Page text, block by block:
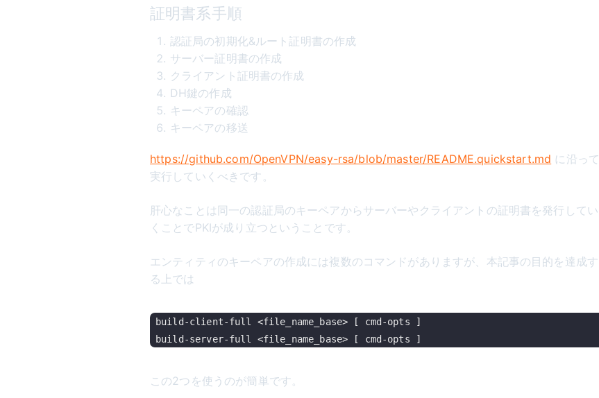
証明書系手順
認証局の初期化&ルート証明書の作成
サーバー証明書の作成
クライアント証明書の作成
DH鍵の作成
キーペアの確認
キーペアの移送
https://github.com/OpenVPN/easy-rsa/blob/master/README.quickstart.md に沿って
実行していくべきです。
肝心なことは同一の認証局のキーペアからサーバーやクライアントの証明書を発行してい
くことでPKIが成り立つということです。
エンティティのキーペアの作成には複数のコマンドがありますが、本記事の目的を達成す
る上では
build-client-full <file_name_base> [ cmd-opts ]
この2つを使うのが簡単です。